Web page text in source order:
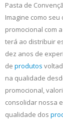
Pasta de
Imagine como
promocional com
terá ao distribuir
dez anos de
de produtos
na qualidade
promocional,
consolidar nossa
qualidade dos